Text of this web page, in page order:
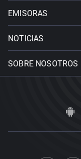
EMISORAS
NOTICIAS
SOBRE NOSOTROS